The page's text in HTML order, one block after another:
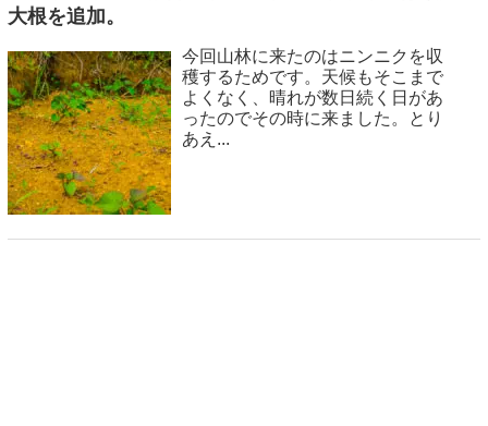
大根を追加。
今回山林に来たのはニンニクを収
穫するためです。天候もそこまで
よくなく、晴れが数日続く日があ
ったのでその時に来ました。とり
あえ...